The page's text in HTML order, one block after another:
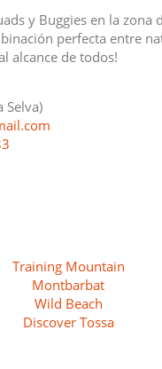
y Buggies en la zona
perfecta entre
alcance de todos!
Selva)
Training Mountain
Montbarbat
Wild Beach
Discover Tossa